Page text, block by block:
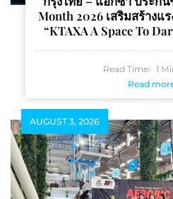
Month 2026 เสริมสร้างแ
“KTAXA A Space To
Read Time: 1
Read
AUGUST 3, 2026